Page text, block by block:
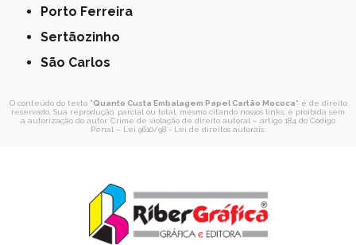
Porto Ferreira
Sertãozinho
São Carlos
O conteúdo do texto "Quanto Custa Embalagem Papel Cartão Mococa" é de direito
reservado. Sua reprodução, parcial ou total, mesmo citando nossos links, é proibida sem
a autorização do autor. Crime de violação de direito autoral – artigo 184 do Código
Penal – Lei 9610/98 - Lei de direitos autorais